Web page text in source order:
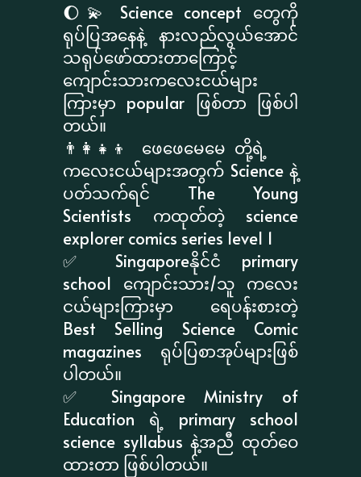
🌔💫 Science concept တွေကို
ရုပ်ပြအနေနဲ့ နားလည်လွယ်အောင်
သရုပ်ဖော်ထားတာကြောင့်
ကျောင်းသားကလေးငယ်များ
ကြားမှာ popular ဖြစ်တာ ဖြစ်ပါ
တယ်။
👨‍👩‍👧‍👦 ဖေဖေမေမေ တို့ရဲ့
ကလေးငယ်များအတွက် Science နဲ့
ပတ်သက်ရင် The Young
Scientists ကထုတ်တဲ့ science
explorer comics series level 1
✅ Singaporeနိုင်ငံ primary
school ကျောင်းသား/သူ ကလေး
ငယ်များကြားမှာ ရေပန်းစားတဲ့
Best Selling Science Comic
magazines ရုပ်ပြစာအုပ်များဖြစ်
ပါတယ်။
✅ Singapore Ministry of
Education ရဲ့ primary school
science syllabus နဲ့အညီ ထုတ်ဝေ
ထားတာ ဖြစ်ပါတယ်။